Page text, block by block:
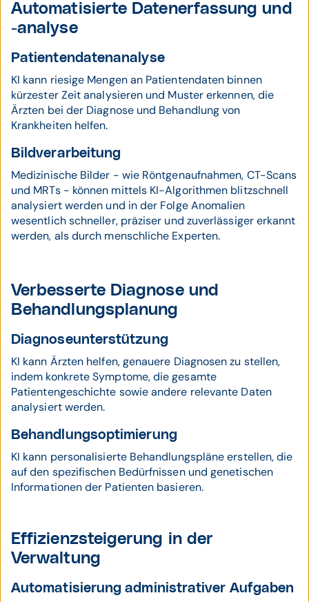
Automatisierte Datenerfassung und
-analyse
Patientendatenanalyse
KI kann riesige Mengen an Patientendaten binnen
kürzester Zeit analysieren und Muster erkennen, die
Ärzten bei der Diagnose und Behandlung von
Krankheiten helfen.
Bildverarbeitung
Medizinische Bilder - wie Röntgenaufnahmen, CT-Scans
und MRTs - können mittels KI-Algorithmen blitzschnell
analysiert werden und in der Folge Anomalien
wesentlich schneller, präziser und zuverlässiger erkannt
werden, als durch menschliche Experten.
Verbesserte Diagnose und
Behandlungsplanung
Diagnoseunterstützung
KI kann Ärzten helfen, genauere Diagnosen zu stellen,
indem konkrete Symptome, die gesamte
Patientengeschichte sowie andere relevante Daten
analysiert werden.
Behandlungsoptimierung
KI kann personalisierte Behandlungspläne erstellen, die
auf den spezifischen Bedürfnissen und genetischen
Informationen der Patienten basieren.
Effizienzsteigerung in der
Verwaltung
Automatisierung administrativer Aufgaben